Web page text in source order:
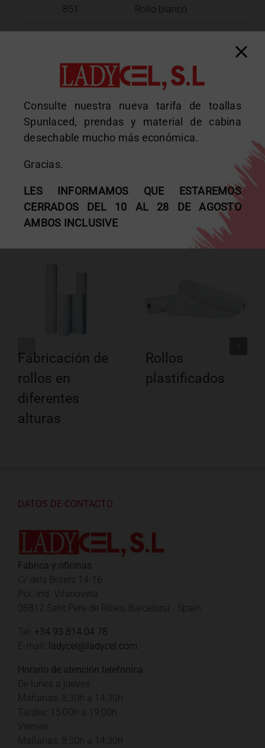
851 Rollo blanco
884
NOTAS: Todas las referencias van en cajas de 6 rollos
Precortado cada 50 cm
Precortado cada 200 cm
Fabricación de
rollos en
diferentes
alturas
Rollos
plastificados
DATOS DE CONTACTO
Fábrica y oficinas
C/ dels Boters 14-16
Pol. Ind. Vilanoveta
08812 Sant Pere de Ribes, Barcelona · Spain
Tel: +34 93 814 04 78
E-mail: ladycel@ladycel.com
Horario de atención telefónica
De lunes a jueves
Mañanas: 8:30h a 14:30h
Tardes: 15:00h a 19:00h
Viernes
Mañanas: 8:30h a 14:30h
Consulte nuestra nueva tarifa de toallas
Spunlaced, prendas y material de cabina
desechable mucho más económica.
Gracias.
LES INFORMAMOS QUE ESTAREMOS
CERRADOS DEL 10 AL 28 DE AGOSTO
AMBOS INCLUSIVE